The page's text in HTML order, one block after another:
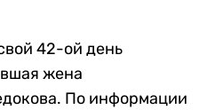
42-ой день
жена
По информации